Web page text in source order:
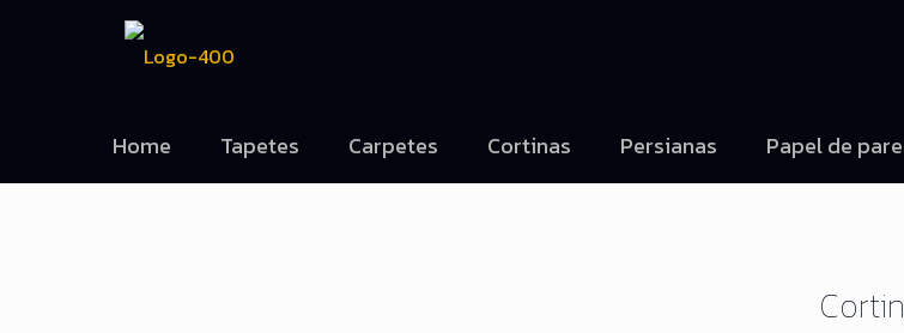
Home Tapetes Carpetes Cortinas Persianas Papel de